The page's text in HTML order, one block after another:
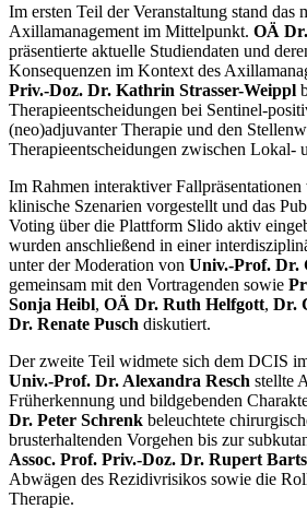
Im ersten Teil der Veranstaltung stand das
Axillamanagement im Mittelpunkt. OÄ
präsentierte aktuelle Studiendaten und
Konsequenzen im Kontext des
Priv.-Doz. Dr. Kathrin Strasser-Weippl
Therapieentscheidungen bei Sentinel-
(neo)adjuvanter Therapie und den
Therapieentscheidungen zwischen Lokal-
Im Rahmen interaktiver Fallpräsentationen
klinische Szenarien vorgestellt und das
Voting über die Plattform Slido aktiv
wurden anschließend in einer
unter der Moderation von Univ.-Prof. Dr.
gemeinsam mit den Vortragenden sowie
Sonja Heibl, OÄ Dr. Ruth Helfgott, Dr.
Dr. Renate Pusch diskutiert.
Der zweite Teil widmete sich dem DCIS
Univ.-Prof. Dr. Alexandra Resch stellte
Früherkennung und bildgebenden
Dr. Peter Schrenk beleuchtete
brusterhaltenden Vorgehen bis zur
Assoc. Prof. Priv.-Doz. Dr. Rupert
Abwägen des Rezidivrisikos sowie die
Therapie.